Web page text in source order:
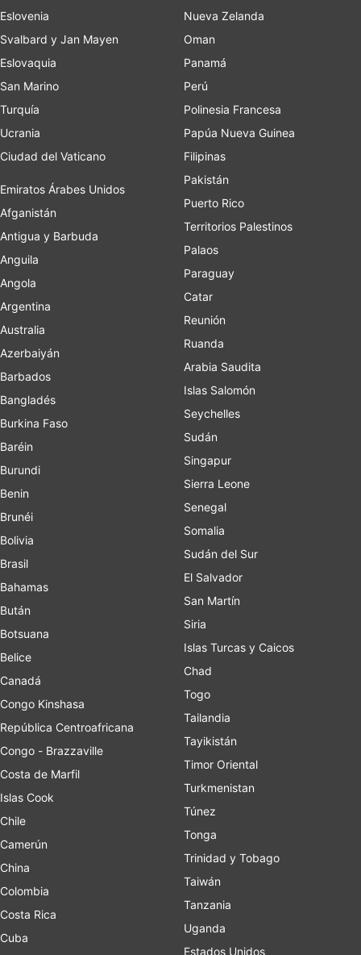
Eslovenia
Svalbard y Jan Mayen
Eslovaquia
San Marino
Turquía
Ucrania
Ciudad del Vaticano
Emiratos Árabes Unidos
Afganistán
Antigua y Barbuda
Anguila
Angola
Argentina
Australia
Azerbaiyán
Barbados
Bangladés
Burkina Faso
Baréin
Burundi
Benin
Brunéi
Bolivia
Brasil
Bahamas
Bután
Botsuana
Belice
Canadá
Congo Kinshasa
República Centroafricana
Congo - Brazzaville
Costa de Marfil
Islas Cook
Chile
Camerún
China
Colombia
Costa Rica
Cuba
Nueva Zelanda
Oman
Panamá
Perú
Polinesia Francesa
Papúa Nueva Guinea
Filipinas
Pakistán
Puerto Rico
Territorios Palestinos
Palaos
Paraguay
Catar
Reunión
Ruanda
Arabia Saudita
Islas Salomón
Seychelles
Sudán
Singapur
Sierra Leone
Senegal
Somalia
Sudán del Sur
El Salvador
San Martín
Siria
Islas Turcas y Caicos
Chad
Togo
Tailandia
Tayikistán
Timor Oriental
Turkmenistan
Túnez
Tonga
Trinidad y Tobago
Taiwán
Tanzania
Uganda
Estados Unidos